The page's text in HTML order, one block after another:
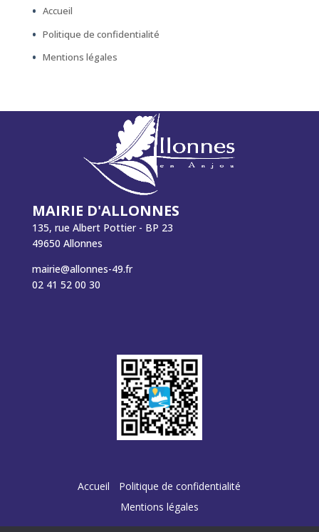
Accueil
Politique de confidentialité
Mentions légales
MAIRIE D'ALLONNES
135, rue Albert Pottier - BP 23
49650 Allonnes
mairie@allonnes-49.fr
02 41 52 00 30
Accueil
Politique de confidentialité
Mentions légales